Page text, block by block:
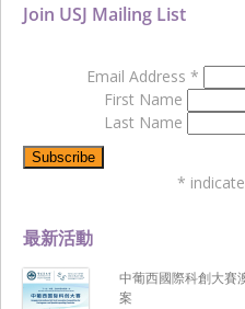
最新活動
中葡西國際科創大賽
案
Join USJ Mailing List
Email Address *
First Name
Last Name
*